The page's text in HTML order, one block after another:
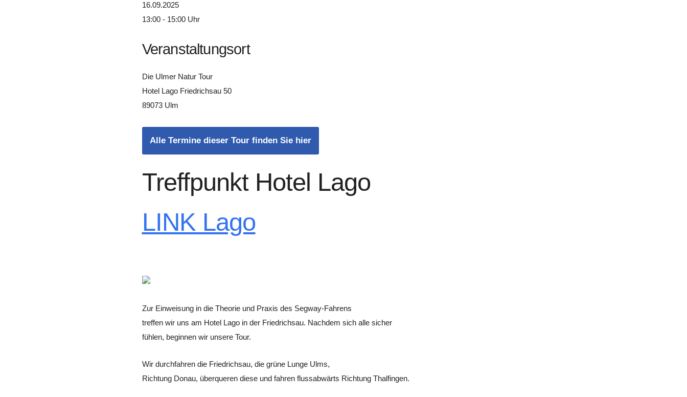
16.09.2025
13:00 - 15:00 Uhr
Veranstaltungsort
Die Ulmer Natur Tour
Hotel Lago Friedrichsau 50
89073 Ulm
Alle Termine dieser Tour finden Sie hier
Treffpunkt Hotel Lago
LINK Lago
Zur Einweisung in die Theorie und Praxis des Segway-Fahrens
treffen wir uns am Hotel Lago in der Friedrichsau. Nachdem sich alle sicher
fühlen, beginnen wir unsere Tour.
Wir durchfahren die Friedrichsau, die grüne Lunge Ulms,
Richtung Donau, überqueren diese und fahren flussabwärts Richtung Thalfingen.